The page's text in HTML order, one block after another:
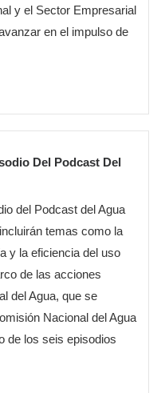
y el Sector Empresarial
en el impulso de
Del Podcast Del
del Podcast del Agua
temas como la
y la eficiencia del uso
de las acciones
del Agua, que se
Nacional del Agua
de los seis episodios